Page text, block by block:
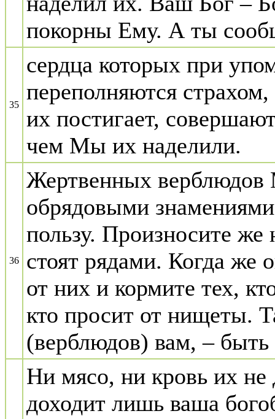
покорны Ему. А ты
35
сердца которых при
переполняются
их постигает,
чем Мы их наделили.
36
Жертвенных верблюдов
обрядовыми
пользу. Произносите
стоят рядами. Когда же
от них и кормите тех,
кто просит от нищеты.
(верблюдов) вам, –
Ни мясо, ни кровь их
доходит лишь ваша